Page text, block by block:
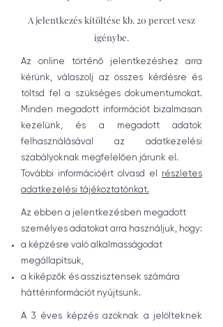
A jelentkezés kitöltése kb. 20 percet vesz
igénybe.
Az online történő jelentkezéshez arra
kérünk, válaszolj az összes kérdésre és
töltsd fel a szükséges dokumentumokat.
Minden megadott információt bizalmasan
kezelünk, és a megadott adatok
felhasználásával az adatkezelési
szabályoknak megfelelően járunk el.
További információért olvasd el részletes
adatkezelési tájékoztatónkat.
Az ebben a jelentkezésben megadott
személyes adatokat arra használjuk, hogy:
a képzésre való alkalmasságodat
megállapítsuk,
a kiképzők és asszisztensek számára
háttérinformációt nyújtsunk.
A 3 éves képzés azoknak a jelölteknek